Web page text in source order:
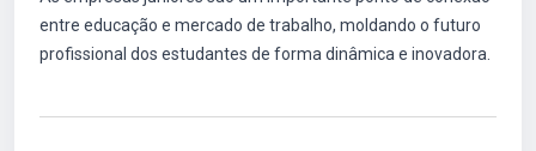
entre educação e mercado de trabalho, moldando o futuro
profissional dos estudantes de forma dinâmica e inovadora.